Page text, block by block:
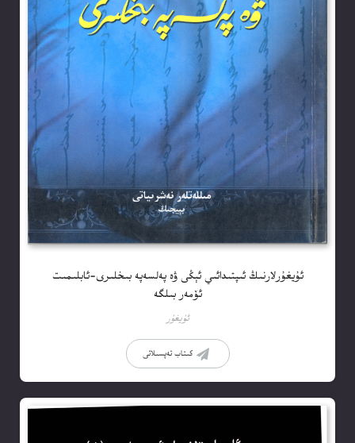
ئۇيغۇرلارنىڭ ئىپتىدائىي ئېڭى ۋە پەلسەپە بىخلىرى-ئابلىمىت
ئۆمەر بىلگە
ئۇيغۇر
كىتاب تەپسىلاتى